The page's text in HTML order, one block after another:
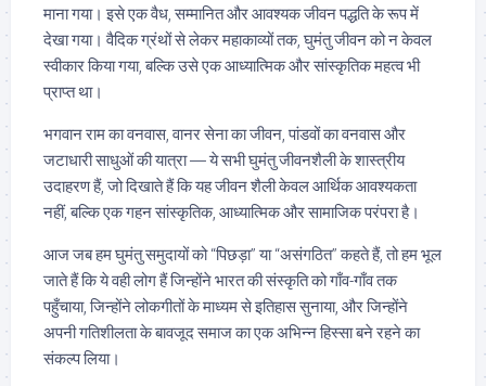
माना गया। इसे एक वैध, सम्मानित और आवश्यक जीवन पद्धति के रूप में
देखा गया। वैदिक ग्रंथों से लेकर महाकाव्यों तक, घुमंतु जीवन को न केवल
स्वीकार किया गया, बल्कि उसे एक आध्यात्मिक और सांस्कृतिक महत्व भी
प्राप्त था।
भगवान राम का वनवास, वानर सेना का जीवन, पांडवों का वनवास और
जटाधारी साधुओं की यात्रा — ये सभी घुमंतु जीवनशैली के शास्त्रीय
उदाहरण हैं, जो दिखाते हैं कि यह जीवन शैली केवल आर्थिक आवश्यकता
नहीं, बल्कि एक गहन सांस्कृतिक, आध्यात्मिक और सामाजिक परंपरा है।
आज जब हम घुमंतु समुदायों को “पिछड़ा” या “असंगठित” कहते हैं, तो हम भूल
जाते हैं कि ये वही लोग हैं जिन्होंने भारत की संस्कृति को गाँव-गाँव तक
पहुँचाया, जिन्होंने लोकगीतों के माध्यम से इतिहास सुनाया, और जिन्होंने
अपनी गतिशीलता के बावजूद समाज का एक अभिन्न हिस्सा बने रहने का
संकल्प लिया।